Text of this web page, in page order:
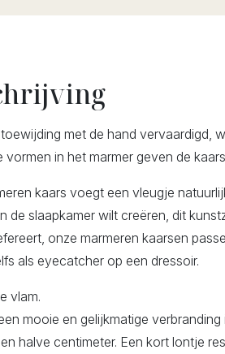
met de hand
vormen in het marmer geven de
kaars voegt een vleugje
de slaapkamer wilt creëren, dit
onze marmeren kaarsen
als eyecatcher op een dressoir.
vlam.
mooie en gelijkmatige
halve centimeter. Een kort lontje